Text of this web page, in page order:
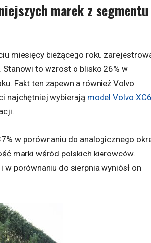
marek z segmentu
miesięcy bieżącego roku
to wzrost o blisko 26% w
Fakt ten zapewnia również Volvo
najchętniej wybierają model Volvo
w porównaniu do analogicznego
marki wśród polskich kierowców.
porównaniu do sierpnia wyniósł on